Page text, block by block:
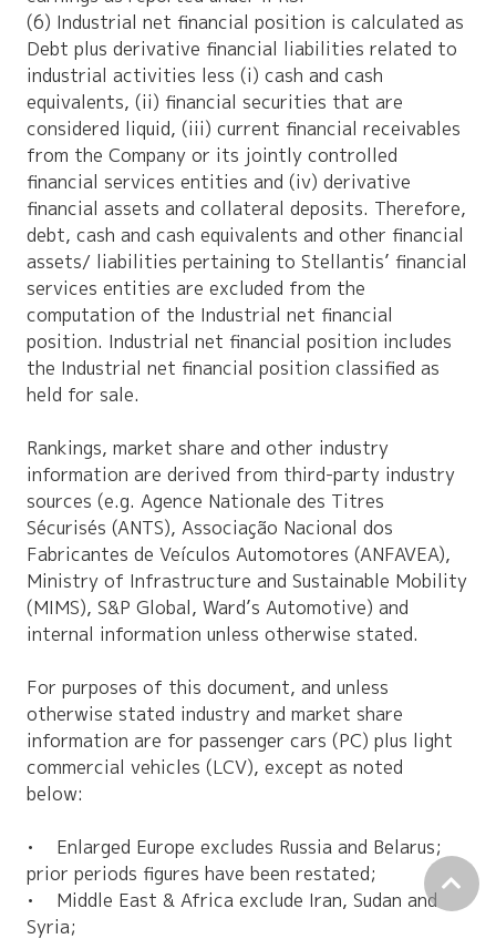
(6) Industrial net financial position is calculated as
Debt plus derivative financial liabilities related to
industrial activities less (i) cash and cash
equivalents, (ii) financial securities that are
considered liquid, (iii) current financial receivables
from the Company or its jointly controlled
financial services entities and (iv) derivative
financial assets and collateral deposits. Therefore,
debt, cash and cash equivalents and other financial
assets/ liabilities pertaining to Stellantis’ financial
services entities are excluded from the
computation of the Industrial net financial
position. Industrial net financial position includes
the Industrial net financial position classified as
held for sale.
Rankings, market share and other industry
information are derived from third-party industry
sources (e.g. Agence Nationale des Titres
Sécurisés (ANTS), Associação Nacional dos
Fabricantes de Veículos Automotores (ANFAVEA),
Ministry of Infrastructure and Sustainable Mobility
(MIMS), S&P Global, Ward’s Automotive) and
internal information unless otherwise stated.
For purposes of this document, and unless
otherwise stated industry and market share
information are for passenger cars (PC) plus light
commercial vehicles (LCV), except as noted
below:
• Enlarged Europe excludes Russia and Belarus;
prior periods figures have been restated;
• Middle East & Africa exclude Iran, Sudan and
Syria;